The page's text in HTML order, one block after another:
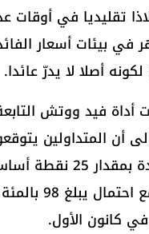
تقليديا في أوقات
في بيئات أسعار
أصلا لا يدرّ عائدا.
أداة فيد ووتش
أن المتداولين
في سعر الفائدة بمقدار
تشرين الأول، مع
كانون الأول.